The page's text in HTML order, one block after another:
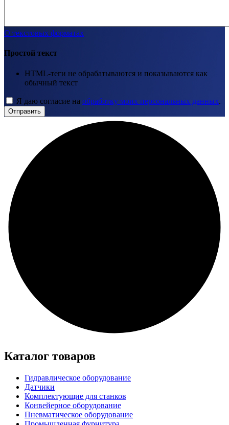
О текстовых форматах
Простой текст
HTML-теги не обрабатываются и показываются как
обычный текст
Я даю согласие на обработку моих персональных данных.
Отправить
Каталог товаров
Гидравлическое оборудование
Датчики
Комплектующие для станков
Конвейерное оборудование
Пневматическое оборудование